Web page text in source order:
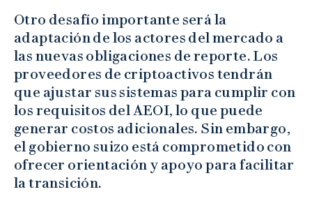
Otro desafío importante será la
adaptación de los actores del mercado a
las nuevas obligaciones de reporte. Los
proveedores de criptoactivos tendrán
que ajustar sus sistemas para cumplir con
los requisitos del AEOI, lo que puede
generar costos adicionales. Sin embargo,
el gobierno suizo está comprometido con
ofrecer orientación y apoyo para facilitar
la transición.